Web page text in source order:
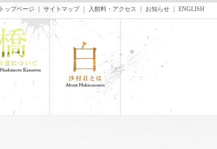
トップページ サイトマップ｜ 入館料・アクセス お知らせ ENGLISH